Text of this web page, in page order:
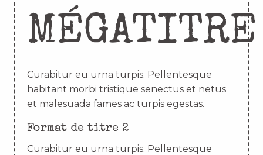
MÉGATITRE
Curabitur eu urna turpis. Pellentesque
habitant morbi tristique senectus et netus
et malesuada fames ac turpis egestas.
Format de titre 2
Curabitur eu urna turpis. Pellentesque